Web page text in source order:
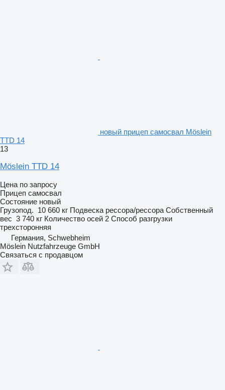
новый прицеп самосвал Möslein
TTD 14
13
Möslein TTD 14
Цена по запросу
Прицеп самосвал
Состояние новый
Грузопод. 10 660 кг Подвеска рессора/рессора Собственный
вес 3 740 кг Количество осей 2 Способ разгрузки
трехсторонняя
Германия, Schwebheim
Möslein Nutzfahrzeuge GmbH
Связаться с продавцом